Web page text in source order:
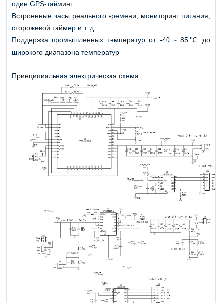
один GPS-тайминг
Встроенные часы реального времени, мониторинг питания,
сторожевой таймер и т. д.
Поддержка промышленных температур от -40～ 85℃ до
широкого диапазона температур
Принципиальная электрическая схема